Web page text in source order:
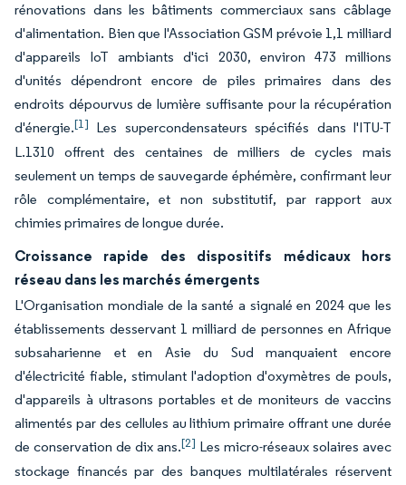
rénovations dans les bâtiments commerciaux sans câblage
d'alimentation. Bien que l'Association GSM prévoie 1,1 milliard
d'appareils IoT ambiants d'ici 2030, environ 473 millions
d'unités dépendront encore de piles primaires dans des
endroits dépourvus de lumière suffisante pour la récupération
d'énergie.[1] Les supercondensateurs spécifiés dans l'ITU-T
L.1310 offrent des centaines de milliers de cycles mais
seulement un temps de sauvegarde éphémère, confirmant leur
rôle complémentaire, et non substitutif, par rapport aux
chimies primaires de longue durée.
Croissance rapide des dispositifs médicaux hors
réseau dans les marchés émergents
L'Organisation mondiale de la santé a signalé en 2024 que les
établissements desservant 1 milliard de personnes en Afrique
subsaharienne et en Asie du Sud manquaient encore
d'électricité fiable, stimulant l'adoption d'oxymètres de pouls,
d'appareils à ultrasons portables et de moniteurs de vaccins
alimentés par des cellules au lithium primaire offrant une durée
de conservation de dix ans.[2] Les micro-réseaux solaires avec
stockage financés par des banques multilatérales réservent